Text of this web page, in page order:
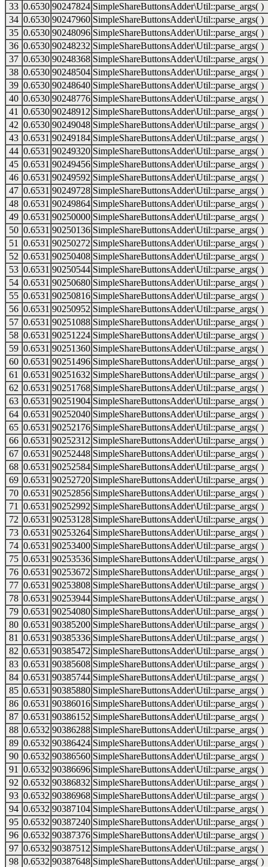
33 0.6530 90247824 SimpleShareButtonsAdder\Util::parse_args( )
34 0.6530 90247960 SimpleShareButtonsAdder\Util::parse_args( )
35 0.6530 90248096 SimpleShareButtonsAdder\Util::parse_args( )
36 0.6530 90248232 SimpleShareButtonsAdder\Util::parse_args( )
37 0.6530 90248368 SimpleShareButtonsAdder\Util::parse_args( )
38 0.6530 90248504 SimpleShareButtonsAdder\Util::parse_args( )
39 0.6530 90248640 SimpleShareButtonsAdder\Util::parse_args( )
40 0.6530 90248776 SimpleShareButtonsAdder\Util::parse_args( )
41
0.6530 90248912 SimpleShareButtonsAdder\Util::parse_args( )
42 0.6530 90249048 SimpleShareButtonsAdder\Util::parse_args( )
43 0.6531 90249184 SimpleShareButtonsAdder\Util::parse_args( )
44 0.6531 90249320 SimpleShareButtonsAdder\Util::parse_args( )
45 0.6531 90249456 SimpleShareButtonsAdder\Util::parse_args( )
46 0.6531 90249592 SimpleShareButtonsAdder\Util::parse_args( )
47 0.6531 90249728 SimpleShareButtonsAdder\Util::parse_args( )
48 0.6531 90249864 SimpleShareButtonsAdder\Util::parse_args( )
49 0.6531 90250000 SimpleShareButtonsAdder\Util::parse_args( )
50 0.6531 90250136 SimpleShareButtonsAdder\Util::parse_args( )
51
0.6531 90250272 SimpleShareButtonsAdder\Util::parse_args( )
52 0.6531 90250408 SimpleShareButtonsAdder\Util::parse_args( )
53 0.6531 90250544 SimpleShareButtonsAdder\Util::parse_args( )
54 0.6531 90250680 SimpleShareButtonsAdder\Util::parse_args( )
55 0.6531 90250816 SimpleShareButtonsAdder\Util::parse_args( )
56 0.6531 90250952 SimpleShareButtonsAdder\Util::parse_args( )
57 0.6531 90251088 SimpleShareButtonsAdder\Util::parse_args( )
58 0.6531 90251224 SimpleShareButtonsAdder\Util::parse_args( )
59 0.6531 90251360 SimpleShareButtonsAdder\Util::parse_args( )
60 0.6531 90251496 SimpleShareButtonsAdder\Util::parse_args( )
61
0.6531 90251632 SimpleShareButtonsAdder\Util::parse_args( )
62 0.6531 90251768 SimpleShareButtonsAdder\Util::parse_args( )
63 0.6531 90251904 SimpleShareButtonsAdder\Util::parse_args( )
64 0.6531 90252040 SimpleShareButtonsAdder\Util::parse_args( )
65 0.6531 90252176 SimpleShareButtonsAdder\Util::parse_args( )
66 0.6531 90252312 SimpleShareButtonsAdder\Util::parse_args( )
67 0.6531 90252448 SimpleShareButtonsAdder\Util::parse_args( )
68 0.6531 90252584 SimpleShareButtonsAdder\Util::parse_args( )
69 0.6531 90252720 SimpleShareButtonsAdder\Util::parse_args( )
70 0.6531 90252856 SimpleShareButtonsAdder\Util::parse_args( )
71
0.6531 90252992 SimpleShareButtonsAdder\Util::parse_args( )
72 0.6531 90253128 SimpleShareButtonsAdder\Util::parse_args( )
73 0.6531 90253264 SimpleShareButtonsAdder\Util::parse_args( )
74 0.6531 90253400 SimpleShareButtonsAdder\Util::parse_args( )
75 0.6531 90253536 SimpleShareButtonsAdder\Util::parse_args( )
76 0.6531 90253672 SimpleShareButtonsAdder\Util::parse_args( )
77 0.6531 90253808 SimpleShareButtonsAdder\Util::parse_args( )
78 0.6531 90253944 SimpleShareButtonsAdder\Util::parse_args( )
79 0.6531 90254080 SimpleShareButtonsAdder\Util::parse_args( )
80 0.6531 90385200 SimpleShareButtonsAdder\Util::parse_args( )
81
0.6531 90385336 SimpleShareButtonsAdder\Util::parse_args( )
82 0.6531 90385472 SimpleShareButtonsAdder\Util::parse_args( )
83 0.6531 90385608 SimpleShareButtonsAdder\Util::parse_args( )
84 0.6531 90385744 SimpleShareButtonsAdder\Util::parse_args( )
85 0.6531 90385880 SimpleShareButtonsAdder\Util::parse_args( )
86 0.6531 90386016 SimpleShareButtonsAdder\Util::parse_args( )
87 0.6531 90386152 SimpleShareButtonsAdder\Util::parse_args( )
88 0.6532 90386288 SimpleShareButtonsAdder\Util::parse_args( )
89 0.6532 90386424 SimpleShareButtonsAdder\Util::parse_args( )
90 0.6532 90386560 SimpleShareButtonsAdder\Util::parse_args( )
91
0.6532 90386696 SimpleShareButtonsAdder\Util::parse_args( )
92 0.6532 90386832 SimpleShareButtonsAdder\Util::parse_args( )
93 0.6532 90386968 SimpleShareButtonsAdder\Util::parse_args( )
94 0.6532 90387104 SimpleShareButtonsAdder\Util::parse_args( )
95 0.6532 90387240 SimpleShareButtonsAdder\Util::parse_args( )
96 0.6532 90387376 SimpleShareButtonsAdder\Util::parse_args( )
97 0.6532 90387512 SimpleShareButtonsAdder\Util::parse_args( )
98 0.6532 90387648 SimpleShareButtonsAdder\Util::parse_args( )